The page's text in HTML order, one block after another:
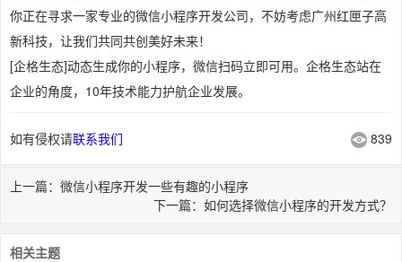
你正在寻求一家专业的微信小程序开发公司，不妨考虑广州红匣子高
新科技，让我们共同共创美好未来！
[企格生态]动态生成你的小程序，微信扫码立即可用。企格生态站在
企业的角度，10年技术能力护航企业发展。
如有侵权请联系我们 839
上一篇：微信小程序开发一些有趣的小程序
下一篇：如何选择微信小程序的开发方式？
相关主题